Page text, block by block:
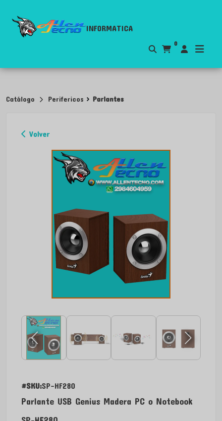
INFORMATICA
0
Catálogo Perifericos > Parlantes
Volver
#SKU:SP-HF280
Parlante USB Genius Madera PC o Notebook